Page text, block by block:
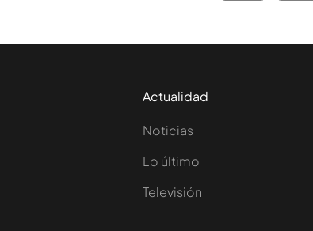
Actualidad
Noticias
Lo último
Televisión